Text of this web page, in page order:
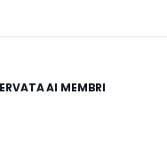
AI MEMBRI